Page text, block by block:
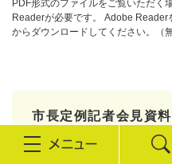
PDF形式のファイルをご覧いただく
Readerが必要です。
Adobe Reader
からダウンロードしてください。（無
市長定例記者会見資料